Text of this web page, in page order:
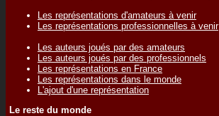
Les représentations d'amateurs à venir
Les représentations professionnelles à venir
Les auteurs joués par des amateurs
Les auteurs joués par des professionnels
Les représentations en France
Les représentations dans le monde
L'ajout d'une représentation
Le reste du monde